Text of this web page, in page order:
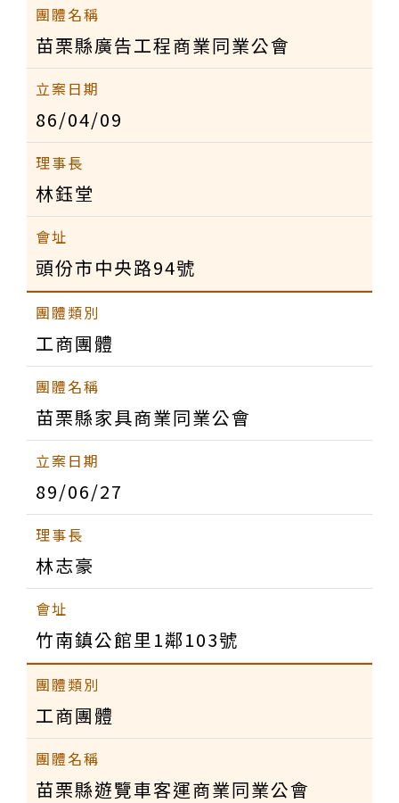
苗栗縣廣告工程商業同業公會
86/04/09
林鈺堂
頭份市中央路94號
工商團體
苗栗縣家具商業同業公會
89/06/27
林志豪
竹南鎮公館里1鄰103號
工商團體
苗栗縣遊覽車客運商業同業公會